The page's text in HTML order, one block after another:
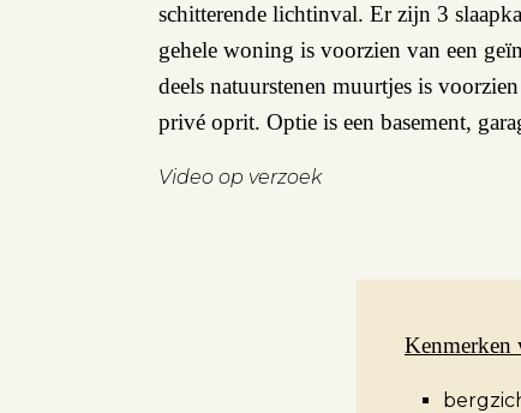
schitterende lichtinval. Er zijn 3
gehele woning is voorzien van een
deels natuurstenen muurtjes is
privé oprit. Optie is een basement,
Video op verzoek
Kenmerken